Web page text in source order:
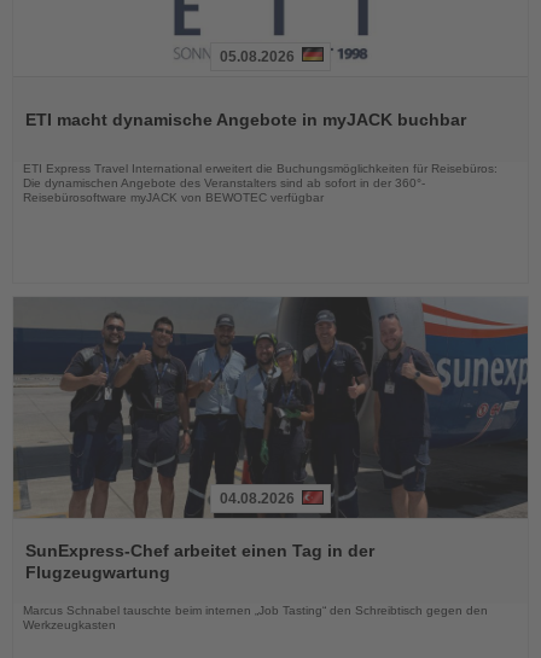
die
05.08.2026
ETI macht dynamische Angebote in myJACK buchbar
ETI Express Travel International erweitert die Buchungsmöglichkeiten für Reisebüros:
Die dynamischen Angebote des Veranstalters sind ab sofort in der 360°-
Reisebürosoftware myJACK von BEWOTEC verfügbar
Sie
die
Nachrichten
04.08.2026
SunExpress-Chef arbeitet einen Tag in der
Flugzeugwartung
Marcus Schnabel tauschte beim internen „Job Tasting“ den Schreibtisch gegen den
Werkzeugkasten